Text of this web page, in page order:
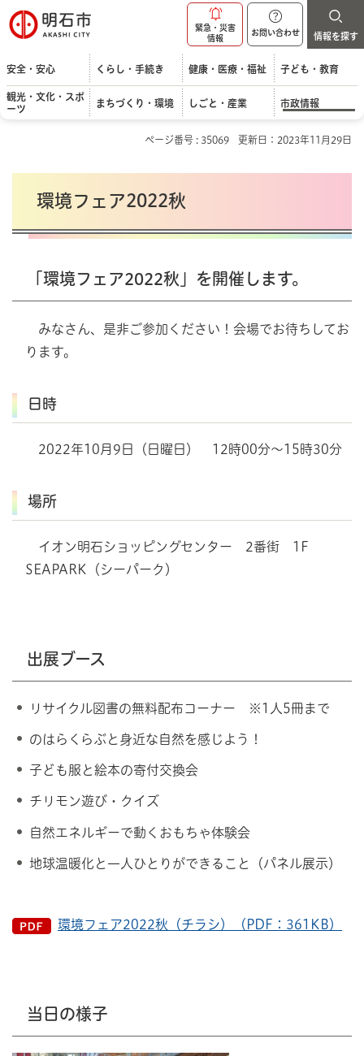
明石市
緊急・災害
情報
お問い合わせ 情報を探す
安全・安心 くらし・手続き 健康・医療・福祉 子ども・教育
観光・文化・スポ
ーツ
まちづくり・環境 しごと・産業 市政情報
ページ番号 : 35069 更新日：2023年11月29日
環境フェア2022秋
「環境フェア2022秋」を開催します。
みなさん、是非ご参加ください！会場でお待ちしてお
ります。
日時
2022年10月9日（日曜日） 12時00分～15時30分
場所
イオン明石ショッピングセンター 2番街 1F
SEAPARK（シーパーク）
出展ブース
リサイクル図書の無料配布コーナー ※1人5冊まで
のはらくらぶと身近な自然を感じよう！
子ども服と絵本の寄付交換会
チリモン遊び・クイズ
自然エネルギーで動くおもちゃ体験会
地球温暖化と一人ひとりができること（パネル展示）
環境フェア2022秋（チラシ）（PDF：361KB）
当日の様子